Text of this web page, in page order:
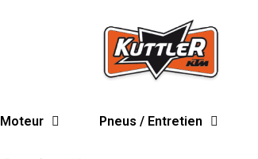
Moteur Pneus / Entretien